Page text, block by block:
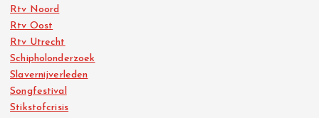
Rtv Noord
Rtv Oost
Rtv Utrecht
Schipholonderzoek
Slavernijverleden
Songfestival
Stikstofcrisis